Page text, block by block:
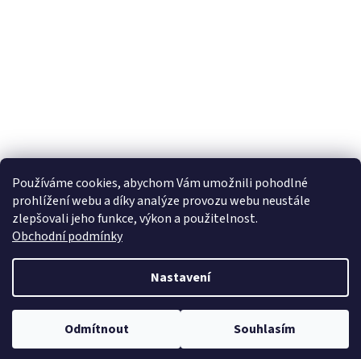
Používáme cookies, abychom Vám umožnili pohodlné
prohlížení webu a díky analýze provozu webu neustále
zlepšovali jeho funkce, výkon a použitelnost.
Obchodní podmínky
Nastavení
Odmítnout Souhlasím